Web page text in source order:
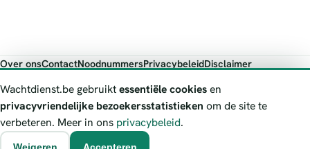
Over onsContactNoodnummersPrivacybeleidDisclaimer
Wachtdienst.be toont publieke wachtdienst-informatie ter oriëntatie.
Bij levensgevaar bel je altijd 112. Controleer altijd de actuele
wachtregeling bij de vermelde officiële bron.
Wachtdienst.be gebruiktessentiële cookiesen
privacyvriendelijke bezoekersstatistieken om de site te
verbeteren. Meer in ons privacybeleid.
Weigeren Accepteren